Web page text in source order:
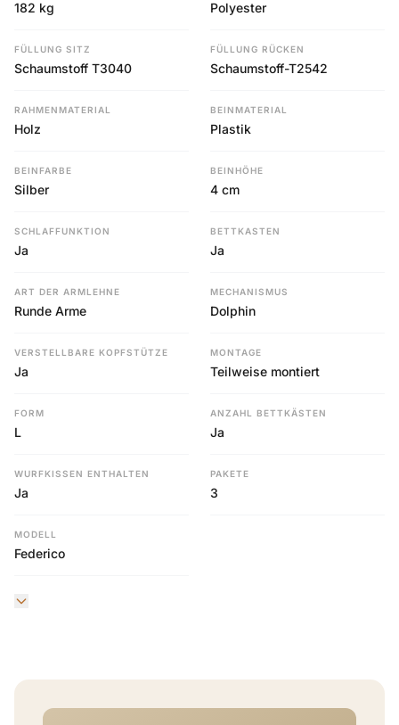
182 kg Polyester
FÜLLUNG SITZ
Schaumstoff T3040
FÜLLUNG RÜCKEN
Schaumstoff-T2542
RAHMENMATERIAL
Holz
BEINMATERIAL
Plastik
BEINFARBE
Silber
BEINHÖHE
4 cm
SCHLAFFUNKTION
Ja
BETTKASTEN
Ja
ART DER ARMLEHNE
Runde Arme
MECHANISMUS
Dolphin
VERSTELLBARE KOPFSTÜTZE
Ja
MONTAGE
Teilweise montiert
FORM
L
ANZAHL BETTKÄSTEN
Ja
WURFKISSEN ENTHALTEN
Ja
PAKETE
3
MODELL
Federico